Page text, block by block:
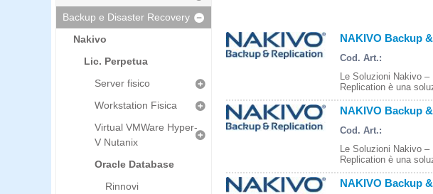
Backup e Disaster Recovery
Nakivo
Lic. Perpetua
Server fisico
Workstation Fisica
Virtual VMWare Hyper-
V Nutanix
Oracle Database
Rinnovi
NAKIVO Backup
Cod. Art.:
Le Soluzioni Nakivo
Replication è una
NAKIVO Backup
Cod. Art.:
Le Soluzioni Nakivo
Replication è una
NAKIVO Backup